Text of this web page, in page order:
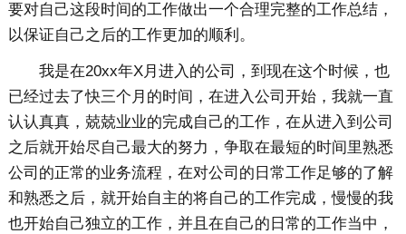
要对自己这段时间的工作做出一个合理完整的工作总结，
以保证自己之后的工作更加的顺利。
我是在20xx年X月进入的公司，到现在这个时候，也
已经过去了快三个月的时间，在进入公司开始，我就一直
认认真真，兢兢业业的完成自己的工作，在从进入到公司
之后就开始尽自己最大的努力，争取在最短的时间里熟悉
公司的正常的业务流程，在对公司的日常工作足够的了解
和熟悉之后，就开始自主的将自己的工作完成，慢慢的我
也开始自己独立的工作，并且在自己的日常的工作当中，